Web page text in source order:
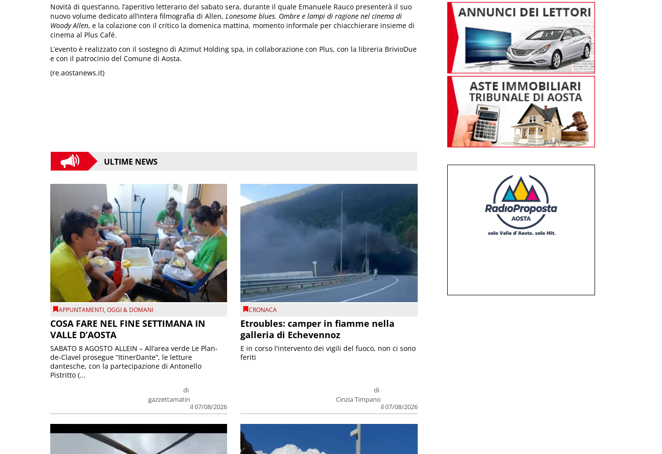
Novità di quest’anno, l’aperitivo letterario del sabato sera, durante il quale Emanuele Rauco presenterà il suo
nuovo volume dedicato all’intera filmografia di Allen, Lonesome blues. Ombre e lampi di ragione nel cinema di
Woody Allen, e la colazione con il critico la domenica mattina, momento informale per chiacchierare insieme di
cinema al Plus Café.
L’evento è realizzato con il sostegno di Azimut Holding spa, in collaborazione con Plus, con la libreria BrivioDue
e con il patrocinio del Comune di Aosta.
(re.aostanews.it)
ULTIME NEWS
APPUNTAMENTI,OGGI & DOMANI
COSA FARE NEL FINE SETTIMANA IN
VALLE D’AOSTA
di
gazzettamatin
il 07/08/2026
SABATO 8 AGOSTO ALLEIN – All’area verde Le Plan-
de-Clavel prosegue “ItinerDante”, le letture
dantesche, con la partecipazione di Antonello
Pistritto (...
CRONACA
Etroubles: camper in fiamme nella
galleria di Echevennoz
di
Cinzia Timpano
il 07/08/2026
E in corso l'intervento dei vigili del fuoco, non ci sono
feriti